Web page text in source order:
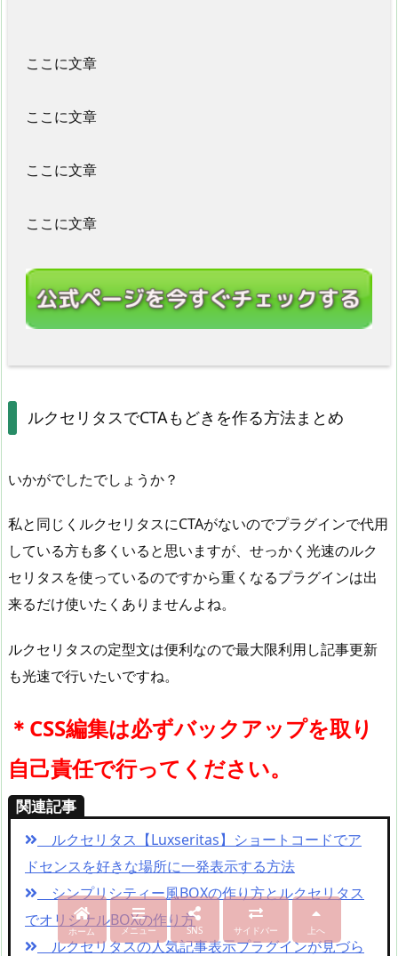
ここに文章
ここに文章
ここに文章
ここに文章
ルクセリタスでCTAもどきを作る方法まとめ
いかがでしたでしょうか？
私と同じくルクセリタスにCTAがないのでプラグインで代用
している方も多くいると思いますが、せっかく光速のルク
セリタスを使っているのですから重くなるプラグインは出
来るだけ使いたくありませんよね。
ルクセリタスの定型文は便利なので最大限利用し記事更新
も光速で行いたいですね。
＊CSS編集は必ずバックアップを取り
自己責任で行ってください。
関連記事
ルクセリタス【Luxseritas】ショートコードでア
ドセンスを好きな場所に一発表示する方法
シンプリシティー風BOXの作り方とルクセリタス
でオリジナルBOXの作り方
ルクセリタスの人気記事表示プラグインが見づら
ホーム メニュー SNS サイドバー 上へ